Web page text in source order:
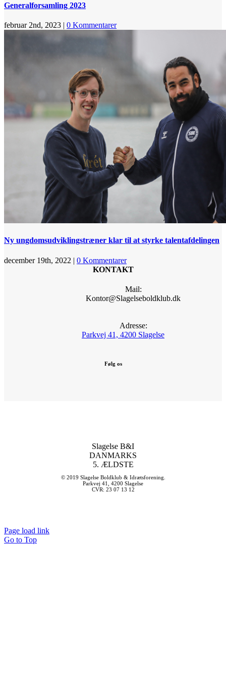
Generalforsamling 2023
februar 2nd, 2023 | 0 Kommentarer
Ny ungdomsudviklingstræner klar til at styrke talentafdelingen
december 19th, 2022 | 0 Kommentarer
KONTAKT
Mail:
Kontor@Slagelseboldklub.dk
Adresse:
Parkvej 41, 4200 Slagelse
Følg os
Slagelse B&I
DANMARKS
5. ÆLDSTE
© 2019 Slagelse Boldklub & Idrætsforening.
Parkvej 41, 4200 Slagelse
CVR: 23 07 13 12
Page load link
Go to Top